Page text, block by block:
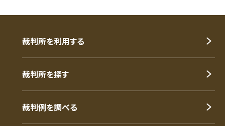
裁判所を利用する
裁判所を探す
裁判例を調べる